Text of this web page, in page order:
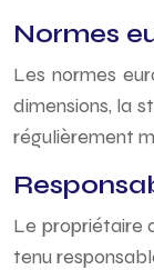
Normes
Les normes
dimensions, la
régulièrement
Le propriétaire
tenu